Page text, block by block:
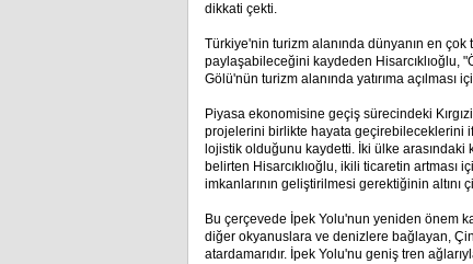
dikkati çekti.
Türkiye'nin turizm alanında dünyanın en
paylaşabileceğini kaydeden Hisarcıklıoğlu,
Gölü'nün turizm alanında yatırıma
Piyasa ekonomisine geçiş sürecindeki
projelerini birlikte hayata geçirebileceklerini
lojistik olduğunu kaydetti. İki ülke
belirten Hisarcıklıoğlu, ikili ticaretin artması
imkanlarının geliştirilmesi gerektiğinin altını
Bu çerçevede İpek Yolu'nun yeniden önem
diğer okyanuslara ve denizlere bağlayan,
atardamarıdır. İpek Yolu'nu geniş tren